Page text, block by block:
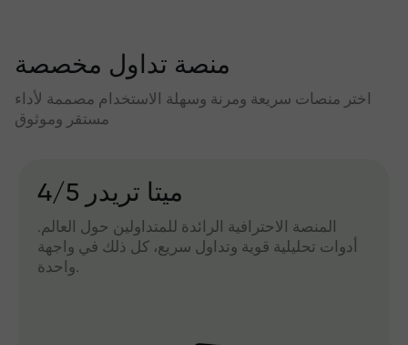
منصة تداول مخصصة
اختر منصات سريعة ومرنة وسهلة الاستخدام مصممة لأداء
مستقر وموثوق
میتا تریدر 4/5
المنصة الاحترافية الرائدة للمتداولين حول العالم.
أدوات تحليلية قوية وتداول سريع، كل ذلك في واجهة
واحدة.